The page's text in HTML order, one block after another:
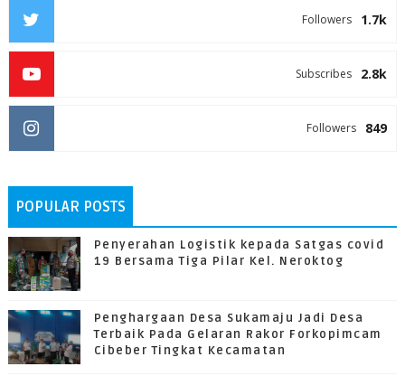
1.7k
Followers
2.8k
Subscribes
849
Followers
POPULAR POSTS
Penyerahan Logistik kepada Satgas covid
19 Bersama Tiga Pilar Kel. Neroktog
Penghargaan Desa Sukamaju Jadi Desa
Terbaik Pada Gelaran Rakor Forkopimcam
Cibeber Tingkat Kecamatan